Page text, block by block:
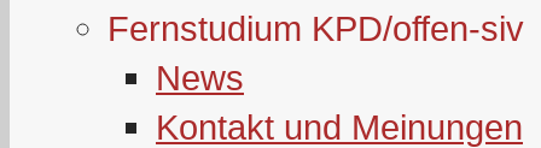
Fernstudium KPD/offen-siv
News
Kontakt und Meinungen